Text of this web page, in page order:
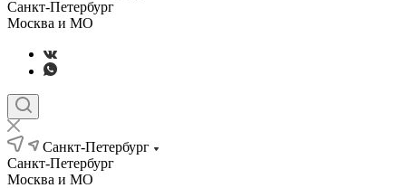
Санкт-Петербург
Москва и МО
Санкт-Петербург
Санкт-Петербург
Москва и МО